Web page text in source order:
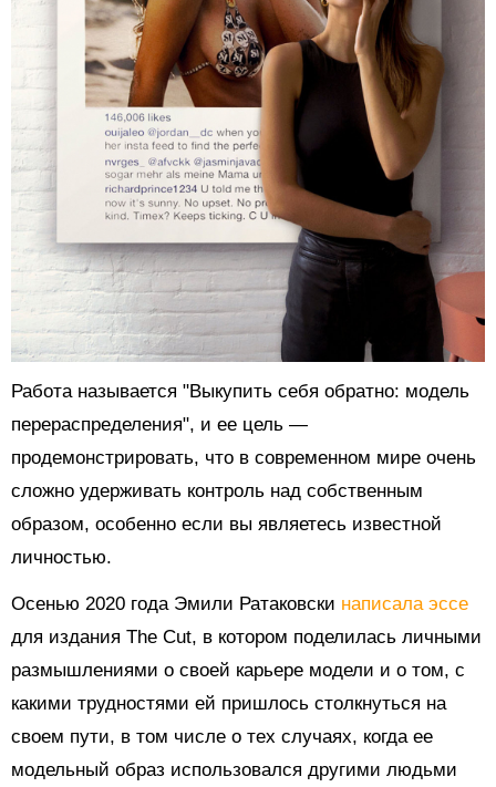
Работа называется "Выкупить себя обратно: модель
перераспределения", и ее цель —
продемонстрировать, что в современном мире очень
сложно удерживать контроль над собственным
образом, особенно если вы являетесь известной
личностью.
Осенью 2020 года Эмили Ратаковски написала эссе
для издания The Cut, в котором поделилась личными
размышлениями о своей карьере модели и о том, с
какими трудностями ей пришлось столкнуться на
своем пути, в том числе о тех случаях, когда ее
модельный образ использовался другими людьми